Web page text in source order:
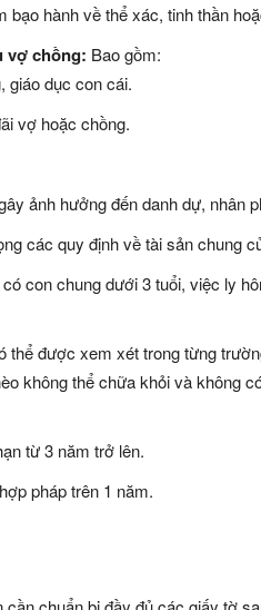
bạo hành về thể xác, tinh thần
vợ chồng: Bao gồm:
giáo dục con cái.
vợ hoặc chồng.
ảnh hưởng đến danh dự, nhân
các quy định về tài sản chung
có con chung dưới 3 tuổi, việc ly
thể được xem xét trong từng
không thể chữa khỏi và không
từ 3 năm trở lên.
pháp trên 1 năm.